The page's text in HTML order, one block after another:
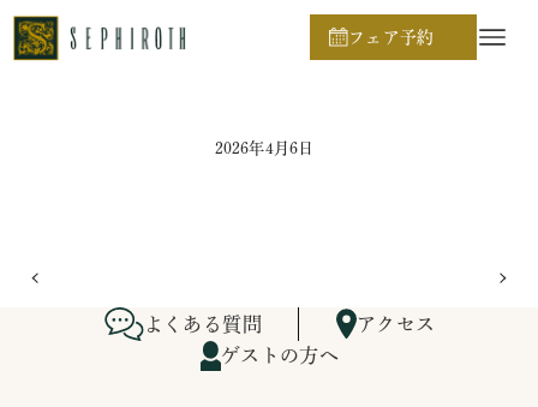
フェア予約
ホーム
2026年4月6日
よくある質問
アクセス
ゲストの方へ